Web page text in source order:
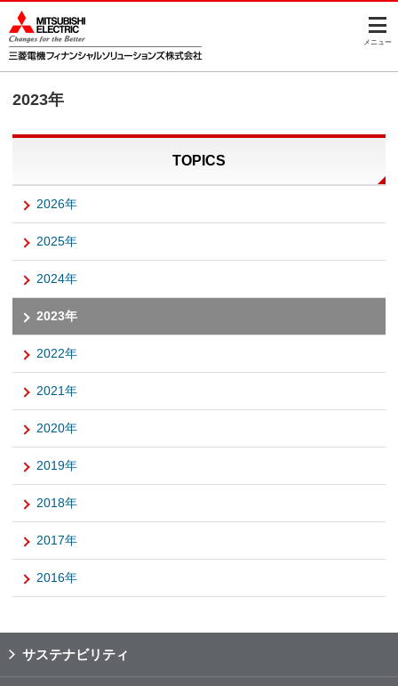
メニュー
2023年
TOPICS
2026年
2025年
2024年
2023年
2022年
2021年
2020年
2019年
2018年
2017年
2016年
サステナビリティ